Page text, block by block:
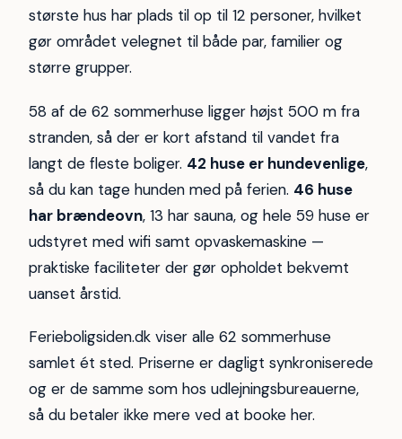
største hus har plads til op til 12 personer, hvilket
gør området velegnet til både par, familier og
større grupper.
58 af de 62 sommerhuse ligger højst 500 m fra
stranden, så der er kort afstand til vandet fra
langt de fleste boliger. 42 huse er hundevenlige,
så du kan tage hunden med på ferien. 46 huse
har brændeovn, 13 har sauna, og hele 59 huse er
udstyret med wifi samt opvaskemaskine —
praktiske faciliteter der gør opholdet bekvemt
uanset årstid.
Ferieboligsiden.dk viser alle 62 sommerhuse
samlet ét sted. Priserne er dagligt synkroniserede
og er de samme som hos udlejningsbureauerne,
så du betaler ikke mere ved at booke her.